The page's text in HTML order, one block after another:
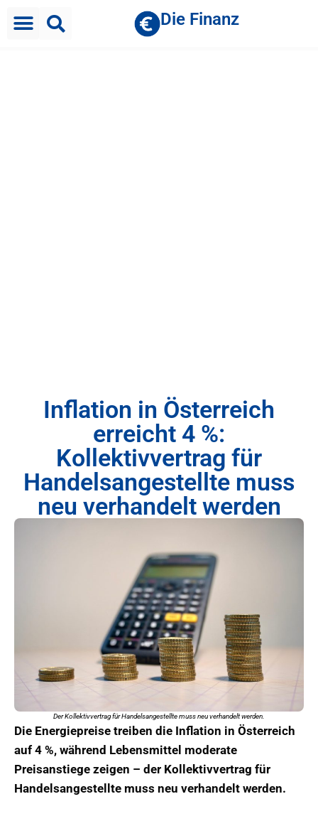
Die Finanz
Inflation in Österreich
erreicht 4 %:
Kollektivvertrag für
Handelsangestellte muss
neu verhandelt werden
Der Kollektivvertrag für Handelsangestellte muss neu verhandelt werden.
Die Energiepreise treiben die Inflation in Österreich
auf 4 %, während Lebensmittel moderate
Preisanstiege zeigen – der Kollektivvertrag für
Handelsangestellte muss neu verhandelt werden.